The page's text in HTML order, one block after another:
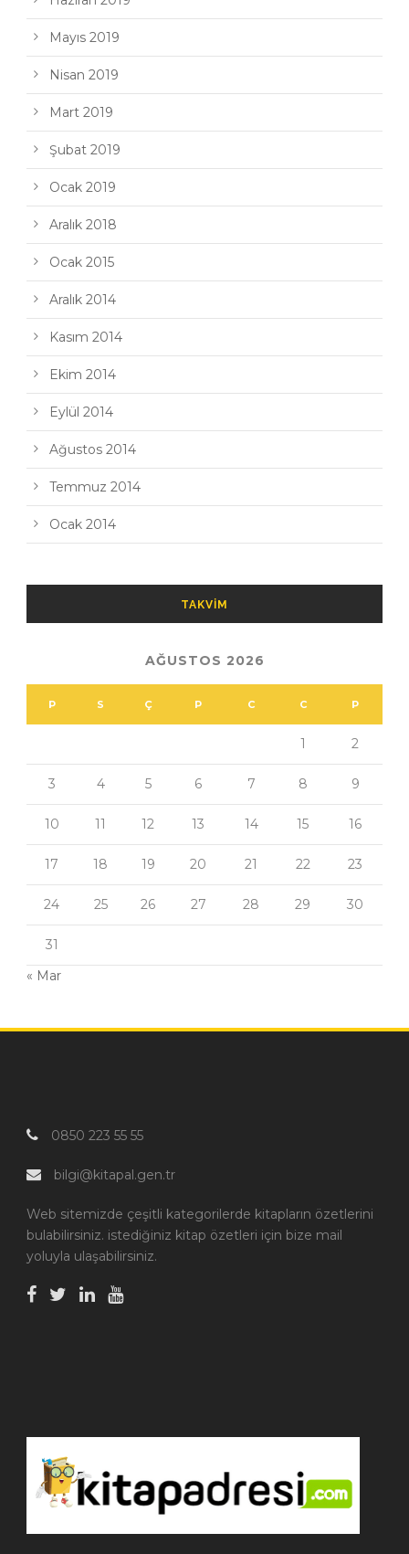
Mayıs 2019
Nisan 2019
Mart 2019
Şubat 2019
Ocak 2019
Aralık 2018
Ocak 2015
Aralık 2014
Kasım 2014
Ekim 2014
Eylül 2014
Ağustos 2014
Temmuz 2014
Ocak 2014
TAKVIM
AĞUSTOS 2026
P S Ç P C C P
1 2
3 4 5 6 7 8 9
10 11 12 13 14 15 16
17 18 19 20 21 22 23
24 25 26 27 28 29 30
31
« Mar
0850 223 55 55
bilgi@kitapal.gen.tr
Web sitemizde çeşitli kategorilerde kitapların özetlerini
bulabilirsiniz. istediğiniz kitap özetleri için bize mail
yoluyla ulaşabilirsiniz.